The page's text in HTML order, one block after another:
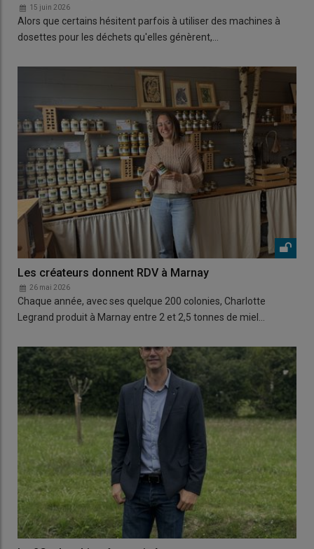
15 juin 2026
Alors que certains hésitent parfois à utiliser des machines à
dosettes pour les déchets qu'elles génèrent,…
Les créateurs donnent RDV à Marnay
26 mai 2026
Chaque année, avec ses quelque 200 colonies, Charlotte
Legrand produit à Marnay entre 2 et 2,5 tonnes de miel…